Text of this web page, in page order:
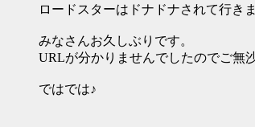
ロードスターはドナドナされて行きま
みなさんお久しぶりです。
URLが分かりませんでしたのでご無
ではでは♪